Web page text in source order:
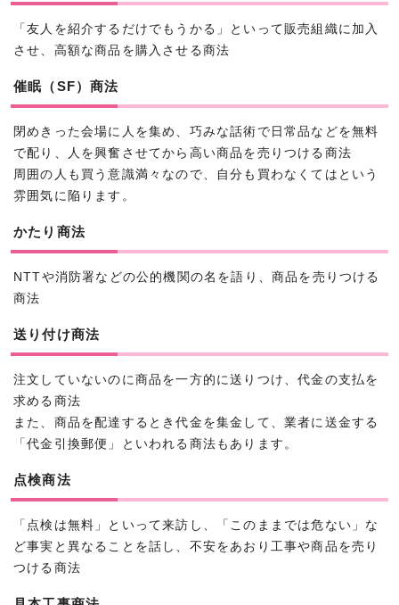
「友人を紹介するだけでもうかる」といって販売組織に加入
させ、高額な商品を購入させる商法
催眠（SF）商法
閉めきった会場に人を集め、巧みな話術で日常品などを無料
で配り、人を興奮させてから高い商品を売りつける商法
周囲の人も買う意識満々なので、自分も買わなくてはという
雰囲気に陥ります。
かたり商法
NTTや消防署などの公的機関の名を語り、商品を売りつける
商法
送り付け商法
注文していないのに商品を一方的に送りつけ、代金の支払を
求める商法
また、商品を配達するとき代金を集金して、業者に送金する
「代金引換郵便」といわれる商法もあります。
点検商法
「点検は無料」といって来訪し、「このままでは危ない」な
ど事実と異なることを話し、不安をあおり工事や商品を売り
つける商法